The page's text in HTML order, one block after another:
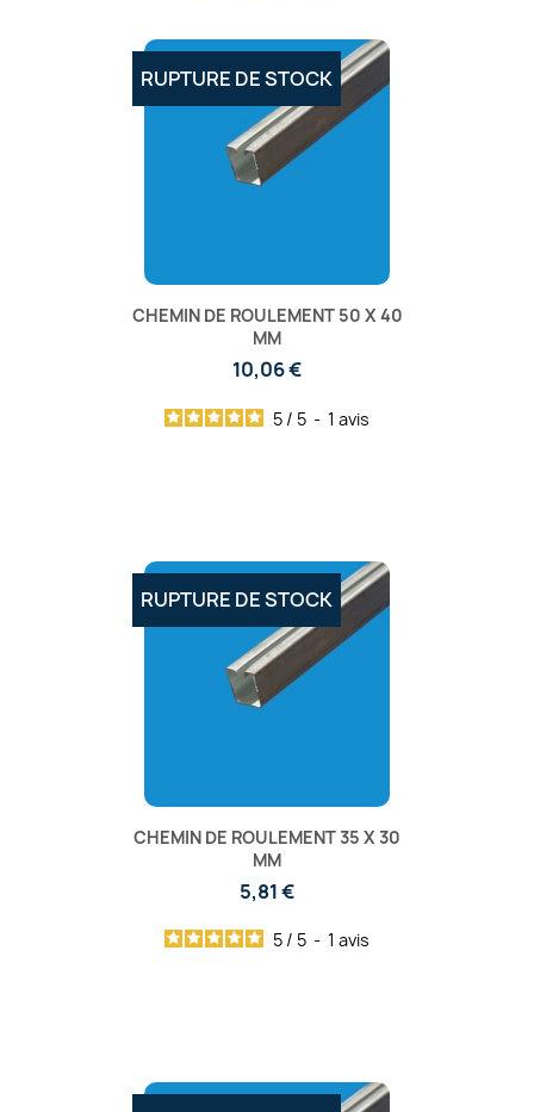
CHEMIN DE ROULEMENT 50 X 40
MM
10,06 €
5 / 5 - 1 avis
RUPTURE DE STOCK
CHEMIN DE ROULEMENT 35 X 30
MM
5,81 €
5 / 5 - 1 avis
RUPTURE DE STOCK